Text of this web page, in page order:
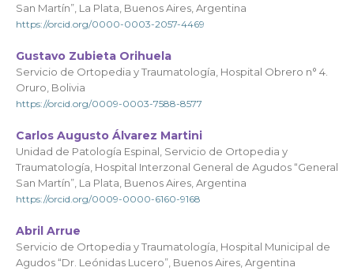
San Martín”, La Plata, Buenos Aires, Argentina
https://orcid.org/0000-0003-2057-4469
Gustavo Zubieta Orihuela
Servicio de Ortopedia y Traumatología, Hospital Obrero n° 4.
Oruro, Bolivia
https://orcid.org/0009-0003-7588-8577
Carlos Augusto Álvarez Martini
Unidad de Patología Espinal, Servicio de Ortopedia y
Traumatología, Hospital Interzonal General de Agudos “General
San Martín”, La Plata, Buenos Aires, Argentina
https://orcid.org/0009-0000-6160-9168
Abril Arrue
Servicio de Ortopedia y Traumatología, Hospital Municipal de
Agudos “Dr. Leónidas Lucero”, Buenos Aires, Argentina